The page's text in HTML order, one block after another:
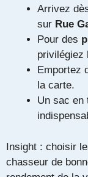
Arrivez
sur Rue
Pour des
privilégiez
Emportez
la carte.
Un sac en
Insight : choisir
chasseur de